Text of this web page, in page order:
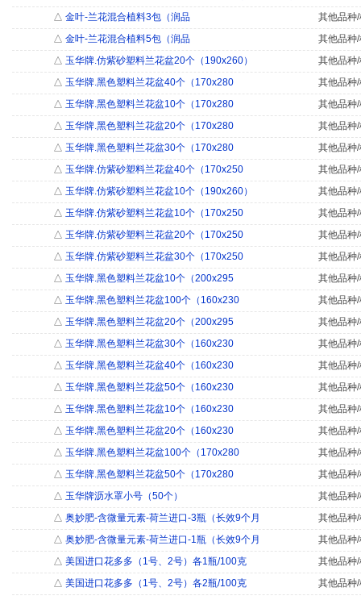
△ 金叶-兰花混合植料3包（润品
其他品种
△ 金叶-兰花混合植料5包（润品
其他品种
△ 玉华牌.仿紫砂塑料兰花盆20个（190x260）
其他品种
△ 玉华牌.黑色塑料兰花盆40个（170x280
其他品种
△ 玉华牌.黑色塑料兰花盆10个（170x280
其他品种
△ 玉华牌.黑色塑料兰花盆20个（170x280
其他品种
△ 玉华牌.黑色塑料兰花盆30个（170x280
其他品种
△ 玉华牌.仿紫砂塑料兰花盆40个（170x250
其他品种
△ 玉华牌.仿紫砂塑料兰花盆10个（190x260）
其他品种
△ 玉华牌.仿紫砂塑料兰花盆10个（170x250
其他品种
△ 玉华牌.仿紫砂塑料兰花盆20个（170x250
其他品种
△ 玉华牌.仿紫砂塑料兰花盆30个（170x250
其他品种
△ 玉华牌.黑色塑料兰花盆10个（200x295
其他品种
△ 玉华牌.黑色塑料兰花盆100个（160x230
其他品种
△ 玉华牌.黑色塑料兰花盆20个（200x295
其他品种
△ 玉华牌.黑色塑料兰花盆30个（160x230
其他品种
△ 玉华牌.黑色塑料兰花盆40个（160x230
其他品种
△ 玉华牌.黑色塑料兰花盆50个（160x230
其他品种
△ 玉华牌.黑色塑料兰花盆10个（160x230
其他品种
△ 玉华牌.黑色塑料兰花盆20个（160x230
其他品种
△ 玉华牌.黑色塑料兰花盆100个（170x280
其他品种
△ 玉华牌.黑色塑料兰花盆50个（170x280
其他品种
△ 玉华牌沥水罩小号（50个）
其他品种
△ 奥妙肥-含微量元素-荷兰进口-3瓶（长效9个月
其他品种
△ 奥妙肥-含微量元素-荷兰进口-1瓶（长效9个月
其他品种
△ 美国进口花多多（1号、2号）各1瓶/100克
其他品种
△ 美国进口花多多（1号、2号）各2瓶/100克
其他品种